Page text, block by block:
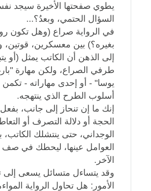
يطوي صفحتها الأخيرة سيجد
السؤال الحتمي، وبعدُ؟...
في الرواية صراع (وهل تكون
بغيره؟) بين معسكرين، قوتين،
إلى الذهن أن الكاتب يمثل (أو
طرفي الصراع، ولكن مهارة
يوسا" - أو إحدى مهاراته -
أسلوب الطرح الذي ينتهجه.
إنك ما إن تنحاز إلى جانب،
الحجة أو دلالة التصرف أو
الوجداني، حتى ينتشلك الكاتب،
العوامل عينها، ليحطك في صف
الآخر.
وقد يتساءل متسائل يسعى إلى
الأمور: هل تحاول الرواية